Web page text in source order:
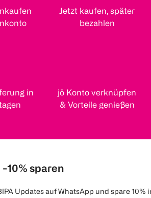
Jetzt kaufen, später
bezahlen
in
jö Konto verknüpfen
& Vorteile genießen
10% sparen
Updates auf WhatsApp und spare 10%